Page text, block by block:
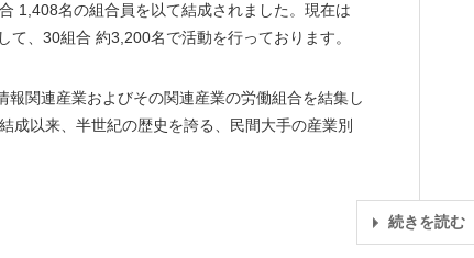
1,408名の組合員を以て結成されました。現在は
て、30組合 約3,200名で活動を行っております。
報関連産業およびその関連産業の労働組合を結集し
成以来、半世紀の歴史を誇る、民間大手の産業別
続きを読む